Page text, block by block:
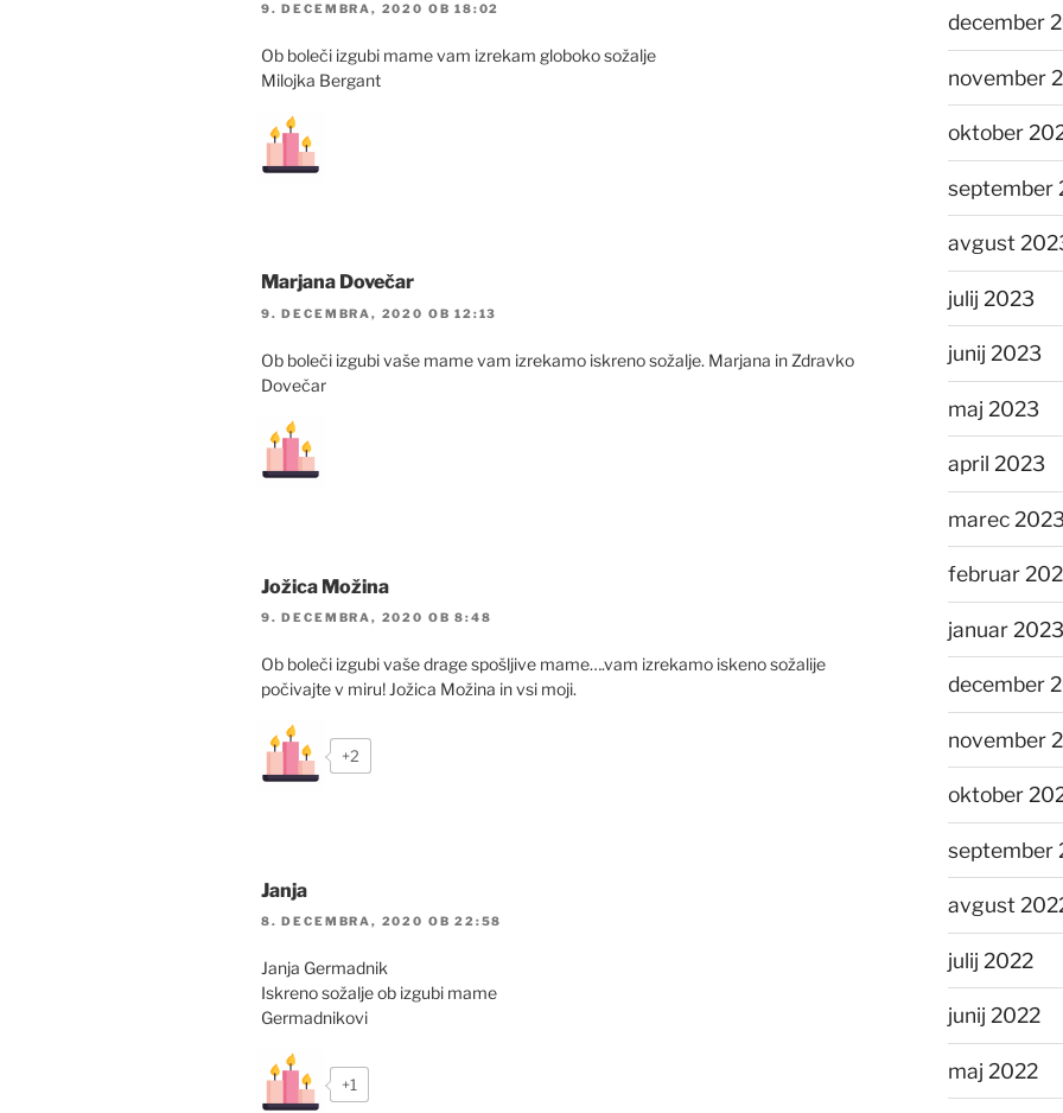
9. DECEMBRA, 2020 OB 18:02
Ob boleči izgubi mame vam izrekam globoko sožalje
Milojka Bergant
Marjana Dovečar
9. DECEMBRA, 2020 OB 12:13
Ob boleči izgubi vaše mame vam izrekamo iskreno sožalje. Marjana in Zdravko
Dovečar
Jožica Možina
9. DECEMBRA, 2020 OB 8:48
Ob boleči izgubi vaše drage spošljive mame….vam izrekamo iskeno sožalije
počivajte v miru! Jožica Možina in vsi moji.
+2
Janja
8. DECEMBRA, 2020 OB 22:58
Janja Germadnik
Iskreno sožalje ob izgubi mame
Germadnikovi
+1
december
november
oktober
september
avgust
julij 2023
junij 2023
maj 2023
april 2023
marec
februar
januar 2023
december
november
oktober
september
avgust
julij 2022
junij 2022
maj 2022